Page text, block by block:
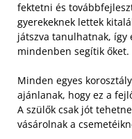
fektetni és
gyerekeknek lettek
játszva tanulhatnak, így
mindenben segítik őket.
Minden egyes
ajánlanak, hogy ez a
A szülők csak jót
vásárolnak a